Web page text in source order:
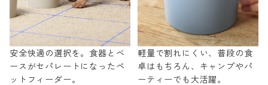
安全快適の選択を。食器とベ
ースがセパレートになったペ
ットフィーダー。
軽量で割れにくい、普段の食
卓はもちろん、キャンプやパ
ーティーでも大活躍。